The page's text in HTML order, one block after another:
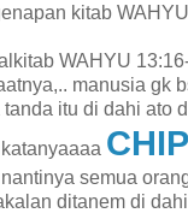
kitab
WAHYU
manusia gk
itu di dahi ato
CHIP
semua
ditanem di